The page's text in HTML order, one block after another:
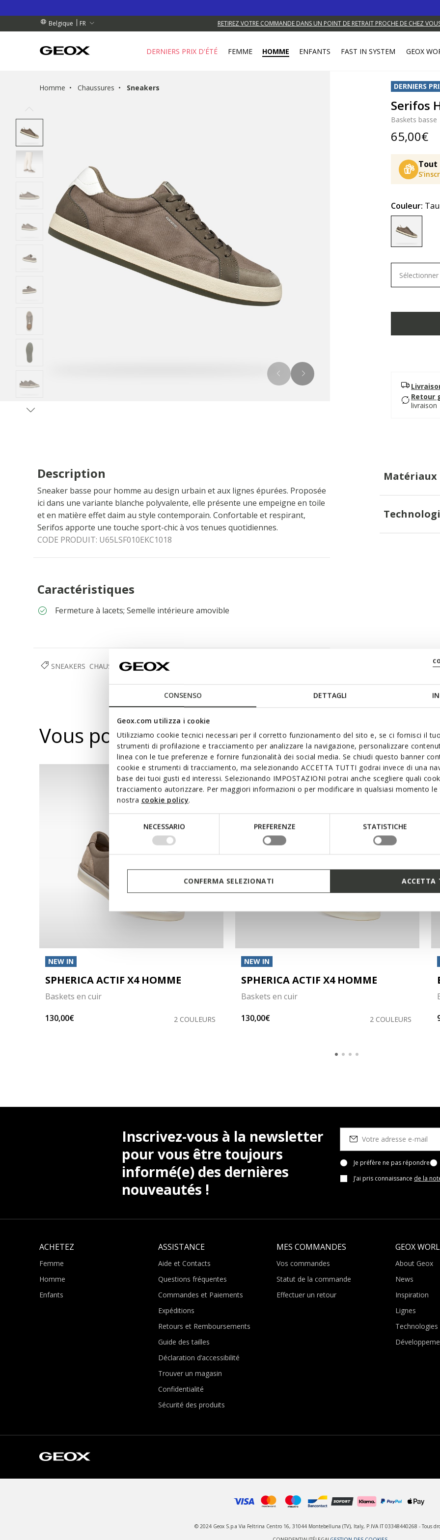
CONSENSO DETTAGLI
Geox.com utilizza i cookie
Utilizziamo cookie tecnici necessari per il corretto funzionamento del sito e, se ci fornisci il
strumenti di profilazione e tracciamento per analizzare la navigazione, personalizzare
linea con le tue preferenze e fornire funzionalità dei social media. Se chiudi questo banner
cookie e strumenti di tracciamento, ma selezionando ACCETTA TUTTI godrai invece di una
base dei tuoi gusti ed interessi. Selezionando IMPOSTAZIONI potrai anche scegliere quali
tracciamento autorizzare. Per maggiori informazioni o per modificare in qualsiasi momento
nostra cookie policy.
consenso
NECESSARIO PREFERENZE STATISTICHE
CONFERMA SELEZIONATI ACCETTA
Belgique FR
DE PLUS DE 99.00 € RETIREZ VOTRE COMMANDE DANS UN POINT DE RETRAIT PROCHE DE CHEZ
DE PLUS DE 99.00 €
DERNIERS PRIX D'ÉTÉ FEMME HOMME ENFANTS FAST IN SYSTEM GEOX
Homme Chaussures Sneakers DERNIERS
Serifos
Baskets basse
65,00€
Tout
Couleur:
Retour
livraison
Description
Sneaker basse pour homme au design urbain et aux lignes épurées. Proposée
ici dans une variante blanche polyvalente, elle présente une empeigne en toile
et en matière effet daim au style contemporain. Confortable et respirant,
Serifos apporte une touche sport-chic à vos tenues quotidiennes.
CODE PRODUIT: U65LSF010EKC1018
Caractéristiques
Fermeture à lacets; Semelle intérieure amovible
Matériaux
SNEAKERS CHAUSSURES HOMME
Vous pourriez aussi aimer
NEW IN
SPHERICA ACTIF X4 HOMME
Baskets en cuir
130,00€
2 COULEURS
NEW IN
SPHERICA ACTIF X4 HOMME
Baskets en cuir
130,00€
2 COULEURS
Inscrivez-vous à la newsletter
pour vous être toujours
informé(e) des dernières
nouveautés !
Je préfère ne pas répondre
J’ai pris connaissance de la
ACHETEZ
Femme
Homme
Enfants
ASSISTANCE
Aide et Contacts
Questions fréquentes
Commandes et Paiements
Expéditions
Retours et Remboursements
Guide des tailles
Déclaration d’accessibilité
Trouver un magasin
Confidentialité
Sécurité des produits
MES COMMANDES
Vos commandes
Statut de la commande
Effectuer un retour
GEOX
About Geox
News
Inspiration
Lignes
Technologies
© 2024 Geox S.p.a Via Feltrina Centro 16, 31044 Montebelluna (TV), Italy, P.IVA IT 03348440268 - Tous